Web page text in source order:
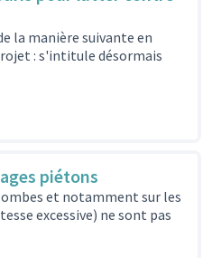
la manière suivante en
: s'intitule désormais
piétons
et notamment sur les
excessive) ne sont pas